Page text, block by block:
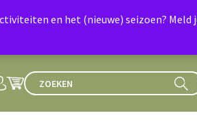
en het (nieuwe) seizoen?